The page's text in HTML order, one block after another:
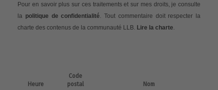
Pour en savoir plus sur ces traitements et sur mes droits, je consulte
la politique de confidentialité. Tout commentaire doit respecter la
charte des contenus de la communauté LLB. Lire la charte.
Heure
Code
postal
Nom